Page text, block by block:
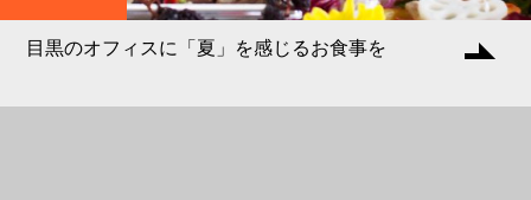
目黒のオフィスに「夏」を感じるお食事を